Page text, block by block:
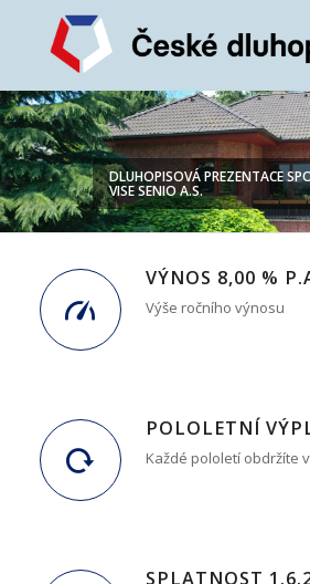
DLUHOPISOVÁ PREZENTACE
VISE SENIO A.S.
VÝNOS 8,00 %
Výše ročního výnosu
POLOLETNÍ
Každé pololetí obdržíte
SPLATNOST